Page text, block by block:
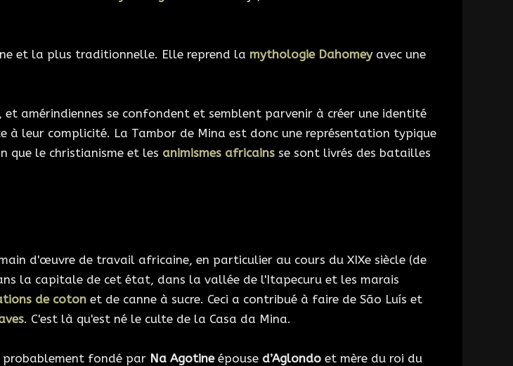
et la plus traditionnelle. Elle reprend la mythologie Dahomeyavec une
et amérindiennes se confondent et semblent parvenir à créer une identité
à leur complicité. La Tambor de Mina est donc une représentation typique
que le christianisme et les animismes africains se sont livrés des batailles
d'œuvre de travail africaine, en particulier au cours du XIXe siècle (de
la capitale de cet état, dans la vallée de l'Itapecuru et les marais
de coton et de canne à sucre. Ceci a contribué à faire de São Luís et
. C'est là qu'est né le culte de la Casa da Mina.
probablement fondé par Na Agotineépouse d’Aglondo et mère du roi du